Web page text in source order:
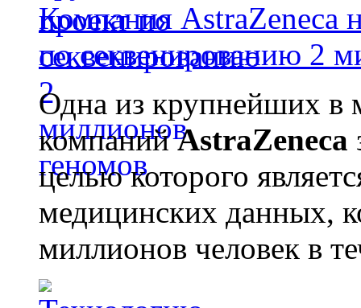
Компания AstraZeneca
по секвенированию 2
Одна из крупнейших в
компанийAstraZeneca
целью которого
медицинских данных,
миллионов человек в